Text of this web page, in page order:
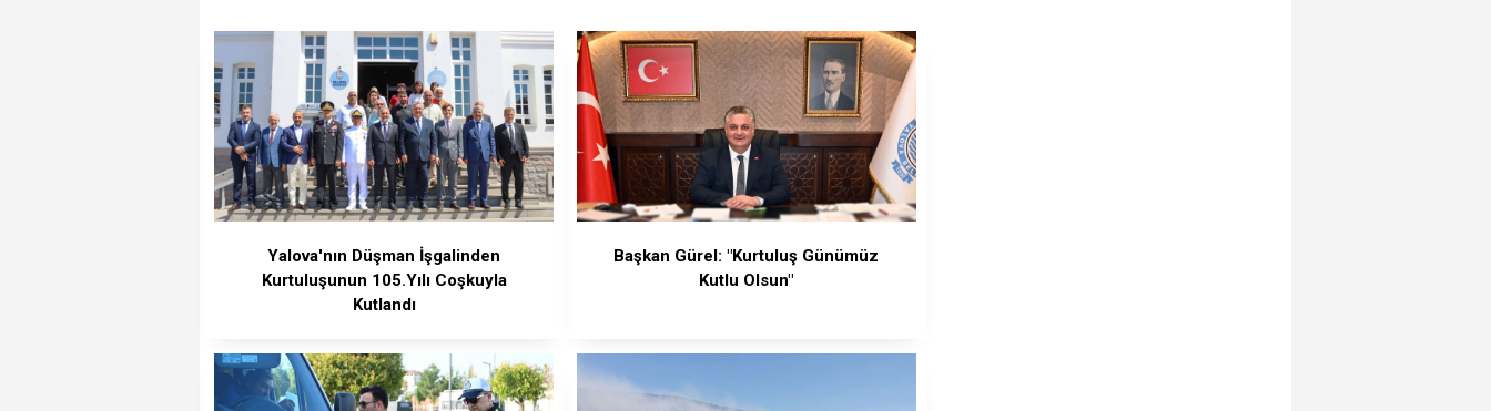
Yalova'nın Düşman İşgalinden
Kurtuluşunun 105.Yılı Coşkuyla
Kutlandı
Başkan Gürel: "Kurtuluş Günümüz
Kutlu Olsun"